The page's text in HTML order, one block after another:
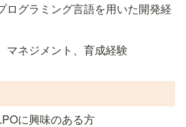
ログラミング言語を用いた開発経
マネジメント、育成経験
に興味のある方